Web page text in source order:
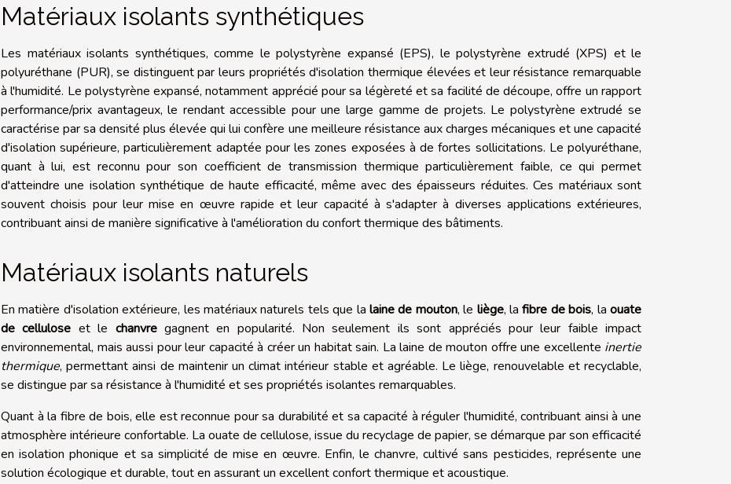
Matériaux isolants synthétiques
Les matériaux isolants synthétiques, comme le polystyrène expansé (EPS), le polystyrène extrudé (XPS) et le
polyuréthane (PUR), se distinguent par leurs propriétés d'isolation thermique élevées et leur résistance remarquable
à l'humidité. Le polystyrène expansé, notamment apprécié pour sa légèreté et sa facilité de découpe, offre un rapport
performance/prix avantageux, le rendant accessible pour une large gamme de projets. Le polystyrène extrudé se
caractérise par sa densité plus élevée qui lui confère une meilleure résistance aux charges mécaniques et une capacité
d'isolation supérieure, particulièrement adaptée pour les zones exposées à de fortes sollicitations. Le polyuréthane,
quant à lui, est reconnu pour son coefficient de transmission thermique particulièrement faible, ce qui permet
d'atteindre une isolation synthétique de haute efficacité, même avec des épaisseurs réduites. Ces matériaux sont
souvent choisis pour leur mise en œuvre rapide et leur capacité à s'adapter à diverses applications extérieures,
contribuant ainsi de manière significative à l'amélioration du confort thermique des bâtiments.
Matériaux isolants naturels
En matière d'isolation extérieure, les matériaux naturels tels que la laine de mouton, le liège, lafibre de bois, laouate
de cellulose et le chanvregagnent en popularité. Non seulement ils sont appréciés pour leur faible impact
environnemental, mais aussi pour leur capacité à créer un habitat sain. La laine de mouton offre une excellente inertie
thermique, permettant ainsi de maintenir un climat intérieur stable et agréable. Le liège, renouvelable et recyclable,
se distingue par sa résistance à l'humidité et ses propriétés isolantes remarquables.
Quant à la fibre de bois, elle est reconnue pour sa durabilité et sa capacité à réguler l'humidité, contribuant ainsi à une
atmosphère intérieure confortable. La ouate de cellulose, issue du recyclage de papier, se démarque par son efficacité
en isolation phonique et sa simplicité de mise en œuvre. Enfin, le chanvre, cultivé sans pesticides, représente une
solution écologique et durable, tout en assurant un excellent confort thermique et acoustique.